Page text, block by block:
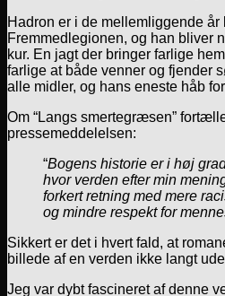
Hadron er i de mellemliggende år
Fremmedlegionen, og han bliver
kur. En jagt der bringer farlige
farlige at både venner og fjender
alle midler, og hans eneste håb
Om “Langs smertegræsen”
pressemeddelelsen:
“Bogens historie er i høj
hvor verden efter min
forkert retning med mere
og mindre respekt for
Sikkert er det i hvert fald, at
billede af en verden ikke langt
Jeg var dybt fascineret af denne